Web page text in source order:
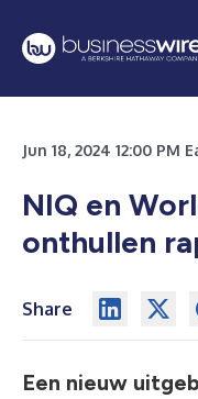
Jun 18, 2024 12:00
NIQ en
onthullen
Share
Een nieuw